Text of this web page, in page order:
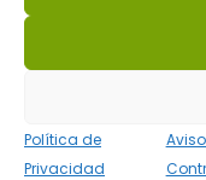
Política de
Privacidad
del
los